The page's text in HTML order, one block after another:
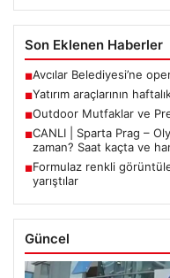
Son Eklenen Haberler
■Avcılar Belediyesi’ne
■Yatırım araçlarının
■Outdoor Mutfaklar ve
■CANLI | Sparta Prag –
zaman? Saat kaçta ve
■Formulaz renkli
yarıştılar
Güncel